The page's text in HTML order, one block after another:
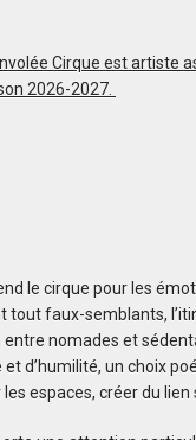
Cirque est artiste
2026-2027.
le cirque pour les
tout faux-semblants,
nomades et
d’humilité, un choix
espaces, créer du lien